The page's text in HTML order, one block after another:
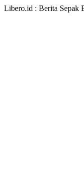
Libero.id : Berita Sepak